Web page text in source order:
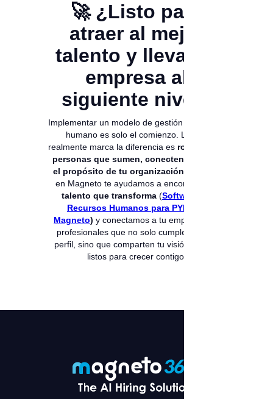
🚀 ¿Listo para
atraer al mejor
talento y llevar tu
empresa al
siguiente nivel?
Implementar un modelo de gestión del talento
humano es solo el comienzo. Lo que
realmente marca la diferencia es rodearte de
personas que sumen, conecten y eleven
el propósito de tu organización
en Magneto te ayudamos a encontrar
talento que transforma (Software de
Recursos Humanos para PYMES |
Magneto) y conectamos a tu empresa con
profesionales que no solo cumplen con el
perfil, sino que comparten tu visión y están
listos para crecer contigo.